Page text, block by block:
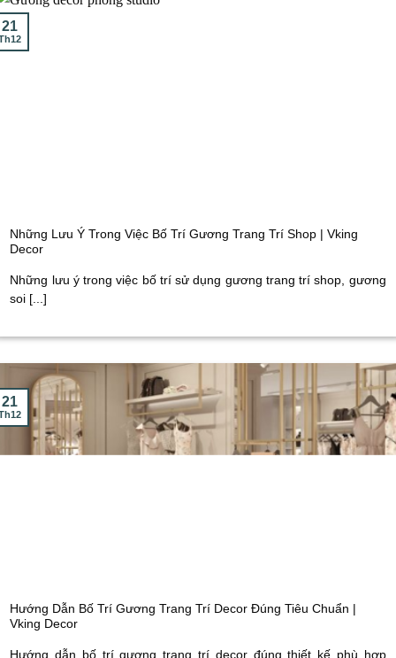
Những Lưu Ý Trong Việc Bố Trí Gương Trang Trí Shop | Vking
Decor
Những lưu ý trong việc bố trí sử dụng gương trang trí shop, gương
soi [...]
21
Hướng Dẫn Bố Trí Gương Trang Trí Decor Đúng Tiêu Chuẩn |
Vking Decor
Hướng dẫn bố trí gương trang trí decor đúng thiết kế phù hợp
21